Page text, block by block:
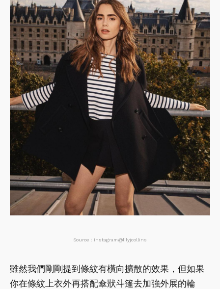
Source：Instagram@lilyjcollins
雖然我們剛剛提到條紋有橫向擴散的效果，但如果
你在條紋上衣外再搭配傘狀斗篷去加強外展的輪